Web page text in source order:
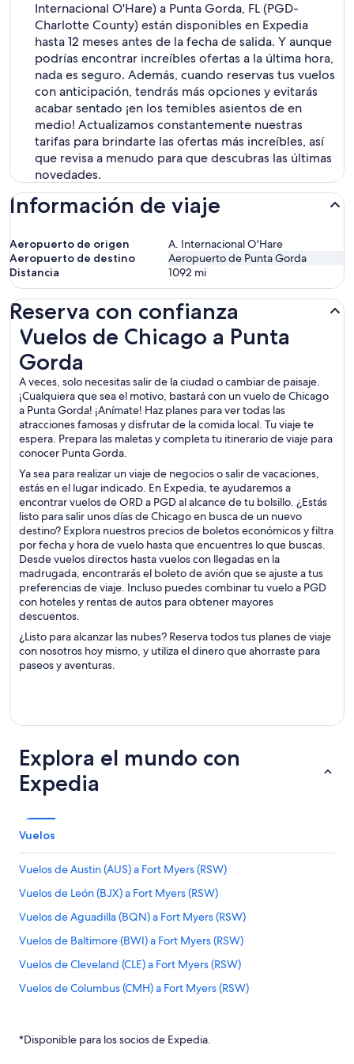
Internacional O'Hare) a Punta Gorda, FL (PGD-
Charlotte County) están disponibles en Expedia
hasta 12 meses antes de la fecha de salida. Y aunque
podrías encontrar increíbles ofertas a la última hora,
nada es seguro. Además, cuando reservas tus vuelos
con anticipación, tendrás más opciones y evitarás
acabar sentado ¡en los temibles asientos de en
medio! Actualizamos constantemente nuestras
tarifas para brindarte las ofertas más increíbles, así
que revisa a menudo para que descubras las últimas
novedades.
Información de viaje
Aeropuerto de origen
A. Internacional O'Hare
Aeropuerto de destino
Aeropuerto de Punta Gorda
Distancia
1092 mi
Reserva con confianza
Vuelos de Chicago a Punta
Gorda
A veces, solo necesitas salir de la ciudad o cambiar de paisaje.
¡Cualquiera que sea el motivo, bastará con un vuelo de Chicago
a Punta Gorda! ¡Anímate! Haz planes para ver todas las
atracciones famosas y disfrutar de la comida local. Tu viaje te
espera. Prepara las maletas y completa tu itinerario de viaje para
conocer Punta Gorda.
Ya sea para realizar un viaje de negocios o salir de vacaciones,
estás en el lugar indicado. En Expedia, te ayudaremos a
encontrar vuelos de ORD a PGD al alcance de tu bolsillo. ¿Estás
listo para salir unos días de Chicago en busca de un nuevo
destino? Explora nuestros precios de boletos económicos y filtra
por fecha y hora de vuelo hasta que encuentres lo que buscas.
Desde vuelos directos hasta vuelos con llegadas en la
madrugada, encontrarás el boleto de avión que se ajuste a tus
preferencias de viaje. Incluso puedes combinar tu vuelo a PGD
con hoteles y rentas de autos para obtener mayores
descuentos.
¿Listo para alcanzar las nubes? Reserva todos tus planes de viaje
con nosotros hoy mismo, y utiliza el dinero que ahorraste para
paseos y aventuras.
Vuelos de Chicago a Punta Gorda
Explora el mundo con
Expedia
Vuelos
Vuelos de Austin (AUS) a Fort Myers (RSW)
Vuelos de León (BJX) a Fort Myers (RSW)
Vuelos de Aguadilla (BQN) a Fort Myers (RSW)
Vuelos de Baltimore (BWI) a Fort Myers (RSW)
Vuelos de Cleveland (CLE) a Fort Myers (RSW)
Vuelos de Columbus (CMH) a Fort Myers (RSW)
Vuelos de Detroit (DTW) a Fort Myers (RSW)
*Disponible para los socios de Expedia.